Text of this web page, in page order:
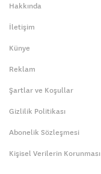
Hakkında
İletişim
Künye
Reklam
Şartlar ve Koşullar
Gizlilik Politikası
Abonelik Sözleşmesi
Kişisel Verilerin Korunması